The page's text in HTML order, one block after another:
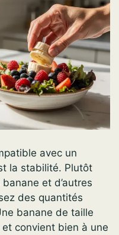
avec un
la stabilité. Plutôt
et d’autres
des quantités
banane de taille
convient bien à une